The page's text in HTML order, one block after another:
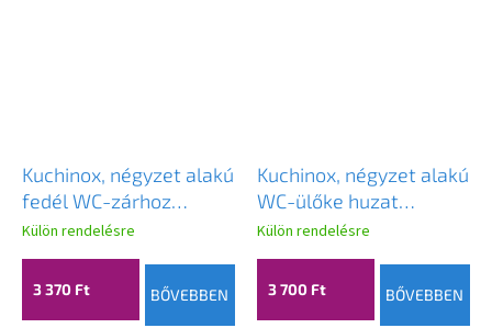
Kuchinox, négyzet alakú
fedél WC-zárhoz
50x50x10 mm, szatén,
LAV-LK1_303S
Külön rendelésre
3 370 Ft BŐVEBBEN
Kuchinox, négyzet alakú
WC-ülőke huzat
54x54x10 mm, patinás,
LAV-LK3_403S
Külön rendelésre
3 700 Ft BŐVEBBEN